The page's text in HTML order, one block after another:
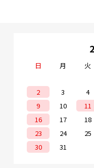
日 月 火
2
3 4
9
10 11
16
17 18
23
24 25
30
31